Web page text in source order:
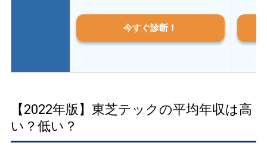
今すぐ診断！
【2022年版】東芝テックの平均年収は高
い？低い？